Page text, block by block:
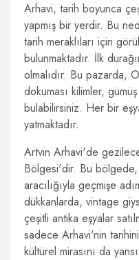
Arhavi, tarih boyunca
yapmış bir yerdir. Bu
tarih meraklıları için
bulunmaktadır. İlk
olmalıdır. Bu pazarda,
dokuması kilimler,
bulabilirsiniz. Her bir
yatmaktadır.
Artvin Arhavi'de
Bölgesi'dir. Bu
aracılığıyla geçmişe
dükkanlarda, vintage
çeşitli antika eşyalar
sadece Arhavi'nin
kültürel mirasını da